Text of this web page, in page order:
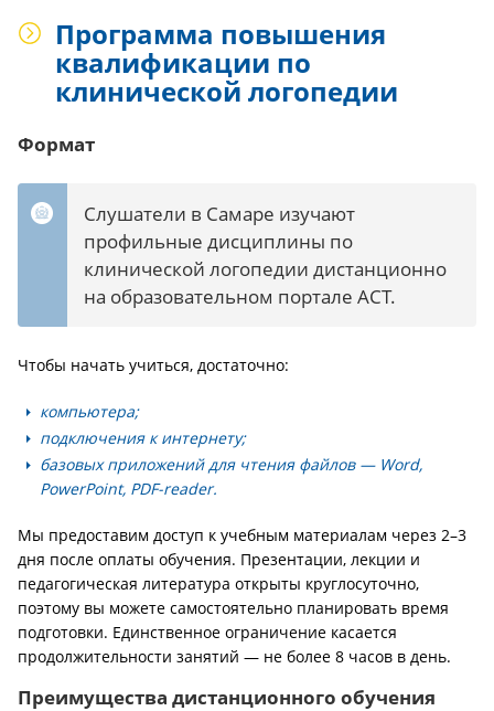
Программа повышения
квалификации по
клинической логопедии
Формат
Слушатели в Самаре изучают
профильные дисциплины по
клинической логопедии дистанционно
на образовательном портале АСТ.
Чтобы начать учиться, достаточно:
компьютера;
подключения к интернету;
базовых приложений для чтения файлов — Word,
PowerPoint, PDF-reader.
Мы предоставим доступ к учебным материалам через 2–3
дня после оплаты обучения. Презентации, лекции и
педагогическая литература открыты круглосуточно,
поэтому вы можете самостоятельно планировать время
подготовки. Единственное ограничение касается
продолжительности занятий — не более 8 часов в день.
Преимущества дистанционного обучения